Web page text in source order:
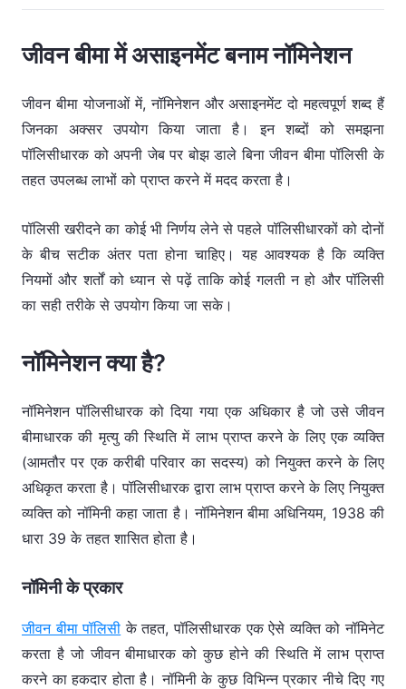
जीवन बीमा में असाइनमेंट बनाम नॉमिनेशन
जीवन बीमा योजनाओं में, नॉमिनेशन और असाइनमेंट दो महत्वपूर्ण शब्द हैं
जिनका अक्सर उपयोग किया जाता है। इन शब्दों को समझना
पॉलिसीधारक को अपनी जेब पर बोझ डाले बिना जीवन बीमा पॉलिसी के
तहत उपलब्ध लाभों को प्राप्त करने में मदद करता है।
पॉलिसी खरीदने का कोई भी निर्णय लेने से पहले पॉलिसीधारकों को दोनों
के बीच सटीक अंतर पता होना चाहिए। यह आवश्यक है कि व्यक्ति
नियमों और शर्तों को ध्यान से पढ़ें ताकि कोई गलती न हो और पॉलिसी
का सही तरीके से उपयोग किया जा सके।
नॉमिनेशन क्या है?
नॉमिनेशन पॉलिसीधारक को दिया गया एक अधिकार है जो उसे जीवन
बीमाधारक की मृत्यु की स्थिति में लाभ प्राप्त करने के लिए एक व्यक्ति
(आमतौर पर एक करीबी परिवार का सदस्य) को नियुक्त करने के लिए
अधिकृत करता है। पॉलिसीधारक द्वारा लाभ प्राप्त करने के लिए नियुक्त
व्यक्ति को नॉमिनी कहा जाता है। नॉमिनेशन बीमा अधिनियम, 1938 की
धारा 39 के तहत शासित होता है।
नॉमिनी के प्रकार
जीवन बीमा पॉलिसी के तहत, पॉलिसीधारक एक ऐसे व्यक्ति को नॉमिनेट
करता है जो जीवन बीमाधारक को कुछ होने की स्थिति में लाभ प्राप्त
करने का हकदार होता है। नॉमिनी के कुछ विभिन्न प्रकार नीचे दिए गए